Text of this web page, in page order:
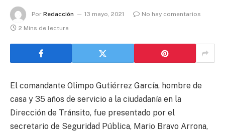
Por Redacción 13 mayo, 2021
No hay comentarios
2 Mins de lectura
El comandante Olimpo Gutiérrez García, hombre de
casa y 35 años de servicio a la ciudadanía en la
Dirección de Tránsito, fue presentado por el
secretario de Seguridad Pública, Mario Bravo Arrona,